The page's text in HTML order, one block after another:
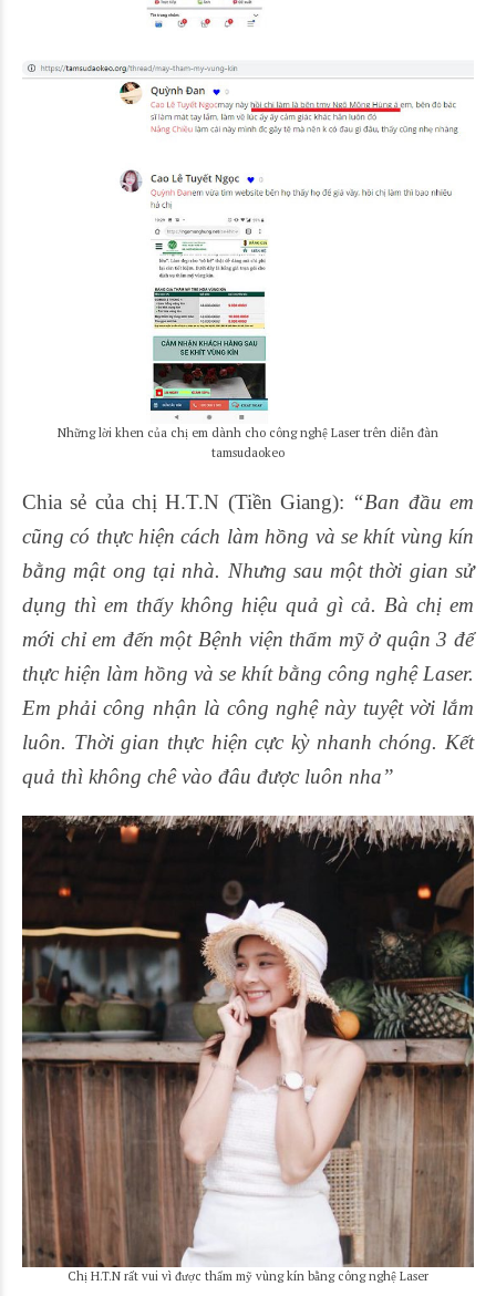
Những lời khen của chị em dành cho công nghệ Laser trên diễn đàn
tamsudaokeo
Chia sẻ của chị H.T.N (Tiền Giang): “Ban đầu em
cũng có thực hiện cách làm hồng và se khít vùng kín
bằng mật ong tại nhà. Nhưng sau một thời gian sử
dụng thì em thấy không hiệu quả gì cả. Bà chị em
mới chỉ em đến một Bệnh viện thẩm mỹ ở quận 3 để
thực hiện làm hồng và se khít bằng công nghệ Laser.
Em phải công nhận là công nghệ này tuyệt vời lắm
luôn. Thời gian thực hiện cực kỳ nhanh chóng. Kết
quả thì không chê vào đâu được luôn nha”
Chị H.T.N rất vui vì được thẩm mỹ vùng kín bằng công nghệ Laser